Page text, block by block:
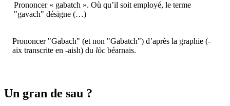
Prononcer « gabatch ». Où qu’il soit employé, le terme
"gavach" désigne (…)
Prononcer "Gabach" (et non "Gabatch") d’après la graphie (-
aix transcrite en -aish) du lòc béarnais.
Un gran de sau ?